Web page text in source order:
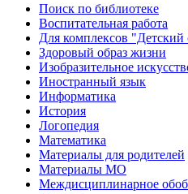
Поиск по библиотеке
Воспитательная работа
Для комплексов "Детский
Здоровый образ жизни
Изобразительное
Иностранный язык
Информатика
История
Логопедия
Математика
Материалы для родителей
Материалы МО
Междисциплинарное